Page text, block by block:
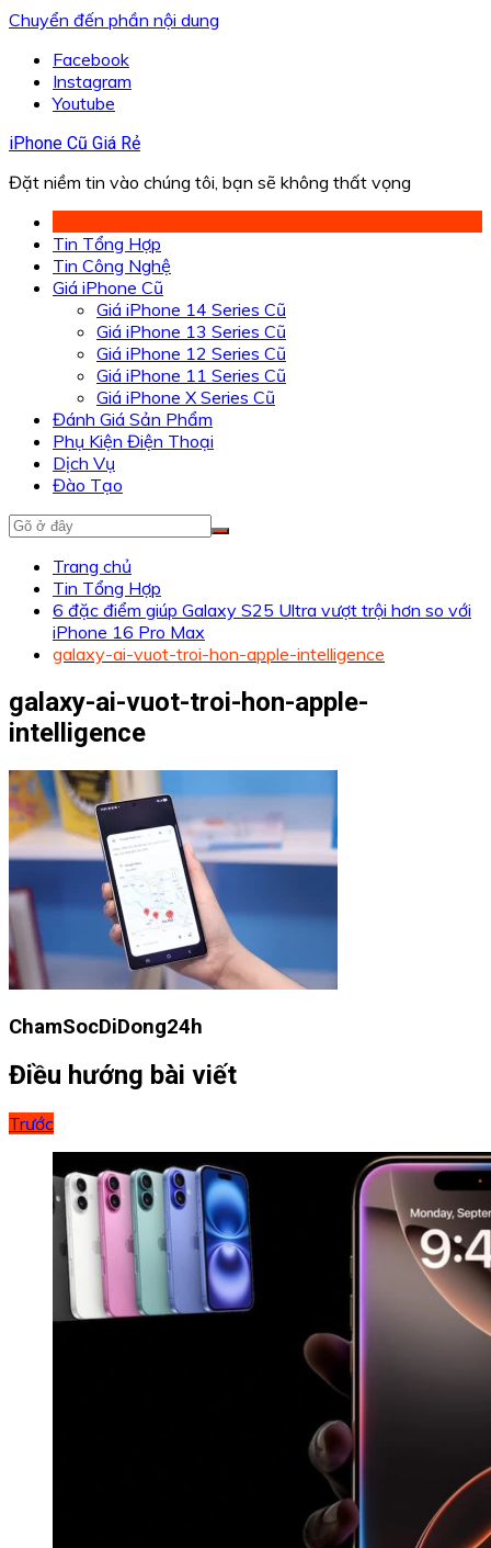
Chuyển đến phần nội dung
Facebook
Instagram
Youtube
iPhone Cũ Giá Rẻ
Đặt niềm tin vào chúng tôi, bạn sẽ không thất vọng
Tin Tổng Hợp
Tin Công Nghệ
Giá iPhone Cũ
Giá iPhone 14 Series Cũ
Giá iPhone 13 Series Cũ
Giá iPhone 12 Series Cũ
Giá iPhone 11 Series Cũ
Giá iPhone X Series Cũ
Đánh Giá Sản Phẩm
Phụ Kiện Điện Thoại
Dịch Vụ
Đào Tạo
Trang chủ
Tin Tổng Hợp
6 đặc điểm giúp Galaxy S25 Ultra vượt trội hơn so với
iPhone 16 Pro Max
galaxy-ai-vuot-troi-hon-apple-intelligence
galaxy-ai-vuot-troi-hon-apple-
intelligence
ChamSocDiDong24h
Điều hướng bài viết
Trước